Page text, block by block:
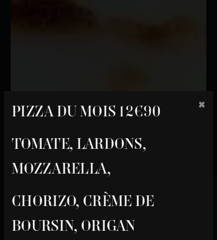
PIZZA DU MOIS 12€90
TOMATE, LARDONS,
MOZZARELLA,
CHORIZO, CRÈME DE
BOURSIN, ORIGAN
×